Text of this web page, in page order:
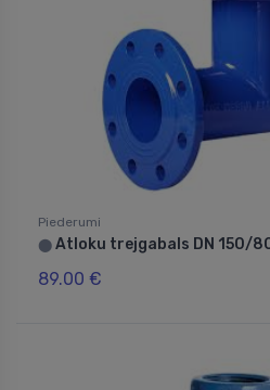
Piederumi
⬤ Atloku trejgabals DN 150/
89.00 €